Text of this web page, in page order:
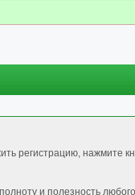
регистрацию, нажмите
и полезность